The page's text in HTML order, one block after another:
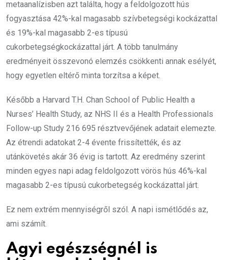
metaanalízisben azt találta, hogy a feldolgozott hús
fogyasztása 42%-kal magasabb szívbetegségi kockázattal
és 19%-kal magasabb 2-es típusú
cukorbetegségkockázattal járt. A több tanulmány
eredményeit összevonó elemzés csökkenti annak esélyét,
hogy egyetlen eltérő minta torzítsa a képet.
Később a Harvard T.H. Chan School of Public Health a
Nurses’ Health Study, az NHS II és a Health Professionals
Follow-up Study 216 695 résztvevőjének adatait elemezte.
Az étrendi adatokat 2-4 évente frissítették, és az
utánkövetés akár 36 évig is tartott. Az eredmény szerint
minden egyes napi adag feldolgozott vörös hús 46%-kal
magasabb 2-es típusú cukorbetegség kockázattal járt.
Ez nem extrém mennyiségről szól. A napi ismétlődés az,
ami számít.
Agyi egészségnél is